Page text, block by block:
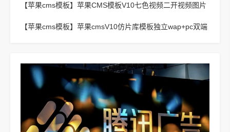
【苹果cms模板】 苹果CMS模板V10七色视频二开视频图片
【苹果cms模板】 苹果cmsV10仿片库模板独立wap+pc双端